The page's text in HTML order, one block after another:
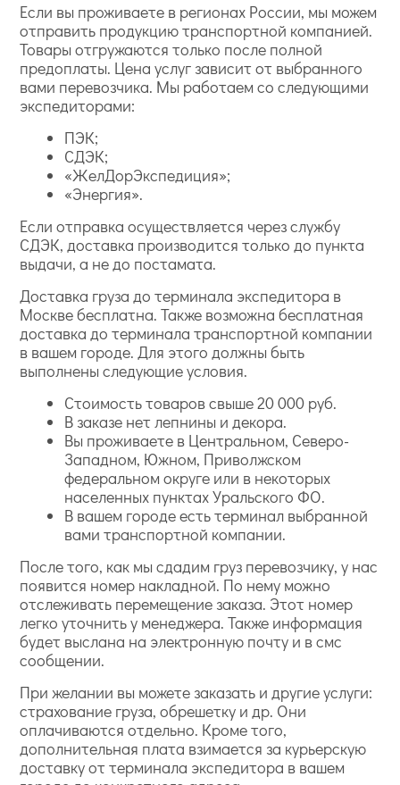
Если вы проживаете в регионах России, мы можем
отправить продукцию транспортной компанией.
Товары отгружаются только после полной
предоплаты. Цена услуг зависит от выбранного
вами перевозчика. Мы работаем со следующими
экспедиторами:
ПЭК;
СДЭК;
«ЖелДорЭкспедиция»;
«Энергия».
Если отправка осуществляется через службу
СДЭК, доставка производится только до пункта
выдачи, а не до постамата.
Доставка груза до терминала экспедитора в
Москве бесплатна. Также возможна бесплатная
доставка до терминала транспортной компании
в вашем городе. Для этого должны быть
выполнены следующие условия.
Стоимость товаров свыше 20 000 руб.
В заказе нет лепнины и декора.
Вы проживаете в Центральном, Северо-
Западном, Южном, Приволжском
федеральном округе или в некоторых
населенных пунктах Уральского ФО.
В вашем городе есть терминал выбранной
вами транспортной компании.
После того, как мы сдадим груз перевозчику, у нас
появится номер накладной. По нему можно
отслеживать перемещение заказа. Этот номер
легко уточнить у менеджера. Также информация
будет выслана на электронную почту и в смс
сообщении.
При желании вы можете заказать и другие услуги:
страхование груза, обрешетку и др. Они
оплачиваются отдельно. Кроме того,
дополнительная плата взимается за курьерскую
доставку от терминала экспедитора в вашем